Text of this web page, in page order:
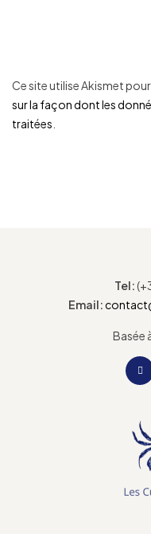
Ce site utilise Akismet
sur la façon dont les
traitées
Tel:
Email:
Basée